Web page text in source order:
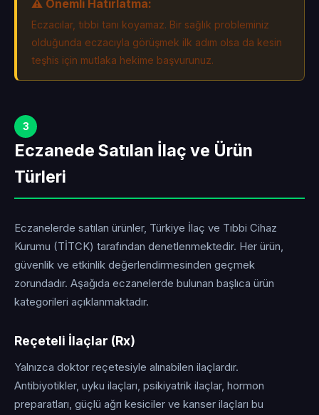
⚠️ Önemli Hatırlatma:
Eczacılar, tıbbi tanı koyamaz. Bir sağlık probleminiz
olduğunda eczacıyla görüşmek ilk adım olsa da kesin
teşhis için mutlaka hekime başvurunuz.
3
Eczanede Satılan İlaç ve Ürün
Türleri
Eczanelerde satılan ürünler, Türkiye İlaç ve Tıbbi Cihaz
Kurumu (TİTCK) tarafından denetlenmektedir. Her ürün,
güvenlik ve etkinlik değerlendirmesinden geçmek
zorundadır. Aşağıda eczanelerde bulunan başlıca ürün
kategorileri açıklanmaktadır.
Reçeteli İlaçlar (Rx)
Yalnızca doktor reçetesiyle alınabilen ilaçlardır.
Antibiyotikler, uyku ilaçları, psikiyatrik ilaçlar, hormon
preparatları, güçlü ağrı kesiciler ve kanser ilaçları bu